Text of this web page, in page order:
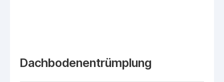
Dachbodenentrümplung